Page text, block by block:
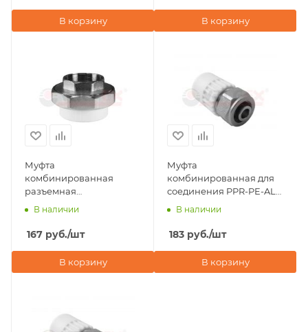
В корзину В корзину
Муфта
комбинированная
разъемная
(американка) ВР 20х1/2"
В наличии
167 руб./шт
В корзину
Муфта
комбинированная для
соединения PPR-PE-AL-
PE труб 20x16 Valfex,
В наличии
183 руб./шт
В корзину